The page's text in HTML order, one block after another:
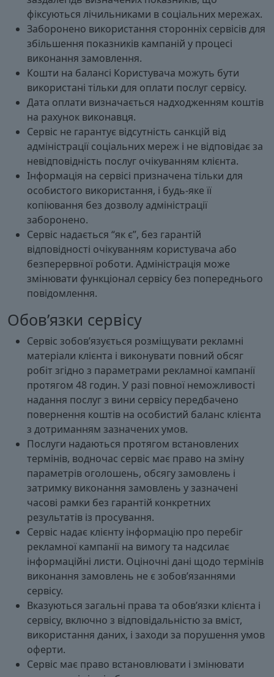
фіксуються лічильниками в соціальних мережах.
Заборонено використання сторонніх сервісів для
збільшення показників кампаній у процесі
виконання замовлення.
Кошти на балансі Користувача можуть бути
використані тільки для оплати послуг сервісу.
Дата оплати визначається надходженням коштів
на рахунок виконавця.
Сервіс не гарантує відсутність санкцій від
адміністрації соціальних мереж і не відповідає за
невідповідність послуг очікуванням клієнта.
Інформація на сервісі призначена тільки для
особистого використання, і будь-яке її
копіювання без дозволу адміністрації
заборонено.
Сервіс надається “як є”, без гарантій
відповідності очікуванням користувача або
безперервної роботи. Адміністрація може
змінювати функціонал сервісу без попереднього
повідомлення.
Обов’язки сервісу
Сервіс зобов’язується розміщувати рекламні
матеріали клієнта і виконувати повний обсяг
робіт згідно з параметрами рекламної кампанії
протягом 48 годин. У разі повної неможливості
надання послуг з вини сервісу передбачено
повернення коштів на особистий баланс клієнта
з дотриманням зазначених умов.
Послуги надаються протягом встановлених
термінів, водночас сервіс має право на зміну
параметрів оголошень, обсягу замовлень і
затримку виконання замовлень у зазначені
часові рамки без гарантій конкретних
результатів із просування.
Сервіс надає клієнту інформацію про перебіг
рекламної кампанії на вимогу та надсилає
інформаційні листи. Оціночні дані щодо термінів
виконання замовлень не є зобов’язаннями
сервісу.
Вказуються загальні права та обов’язки клієнта і
сервісу, включно з відповідальністю за вміст,
використання даних, і заходи за порушення умов
оферти.
Сервіс має право встановлювати і змінювати